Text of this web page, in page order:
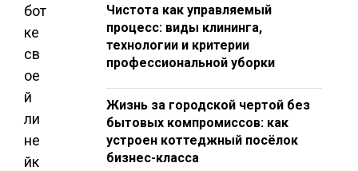
бот
ке
св
ое
й
ли
не
йк
Чистота как управляемый
процесс: виды клининга,
технологии и критерии
профессиональной уборки
Жизнь за городской чертой без
бытовых компромиссов: как
устроен коттеджный посёлок
бизнес-класса